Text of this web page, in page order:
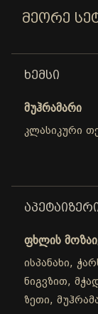
ᲛᲔᲝᲠᲔ
ᲮᲔᲛᲡᲘ
მუჰრამარი
კლასიკური
ფხლის
ისპანახი,
ნიგვზით,
ზეთი,